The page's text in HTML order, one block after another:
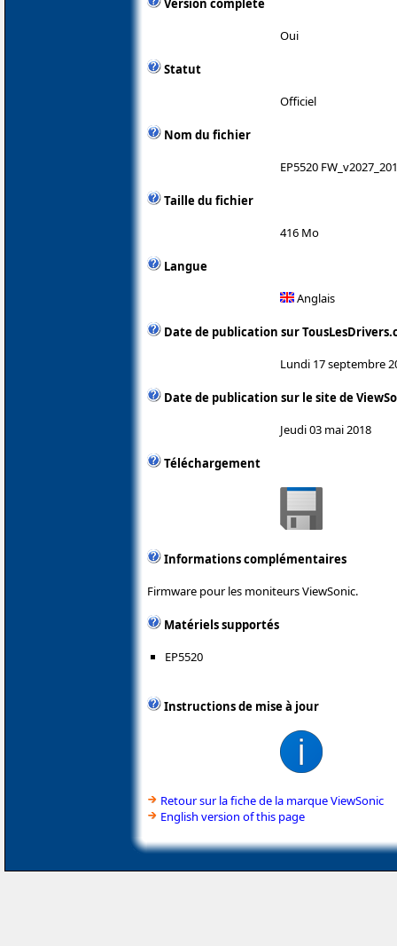
Oui
Statut
Officiel
Nom du fichier
EP5520
Taille du fichier
416 Mo
Langue
Anglais
Date de publication sur
Lundi 17 septembre
Date de publication sur le site de
Jeudi 03 mai 2018
Téléchargement
Informations complémentaires
Firmware pour les moniteurs ViewSonic.
Matériels supportés
EP5520
Instructions de mise à jour
Retour sur la fiche de la marque ViewSonic
English version of this page